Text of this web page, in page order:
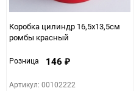
Коробка цилиндр 16,5х13,5см
ромбы красный
Розница 146 ₽
Артикул: 00102222